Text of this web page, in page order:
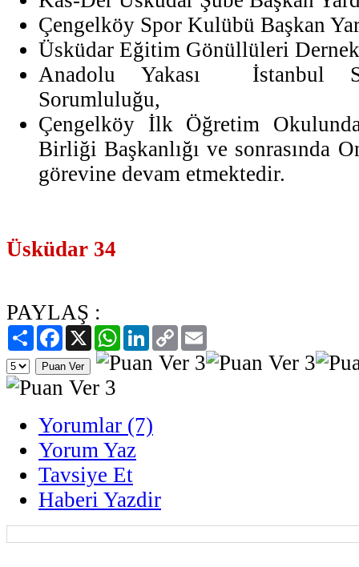
Çengelköy Spor Kulübü Başkan
Üsküdar Eğitim Gönüllüleri Dernek
Anadolu Yakası İstanbul
Sorumluluğu,
Çengelköy İlk Öğretim
Birliği Başkanlığı ve sonrasında
görevine devam etmektedir.
Üsküdar 34
PAYLAŞ :
PaylaşFacebook
X WhatsAppLinkedIn
Copy
Link
Yorumlar (7)
Yorum Yaz
Tavsiye Et
Haberi Yazdir